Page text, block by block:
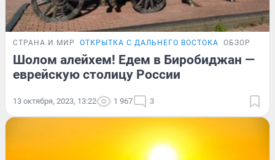
СТРАНА И МИР ОТКРЫТКА С ДАЛЬНЕГО ВОСТОКА ОБЗОР
Шолом алейхем! Едем в Биробиджан —
еврейскую столицу России
13 октября, 2023, 13:22 1 967 3